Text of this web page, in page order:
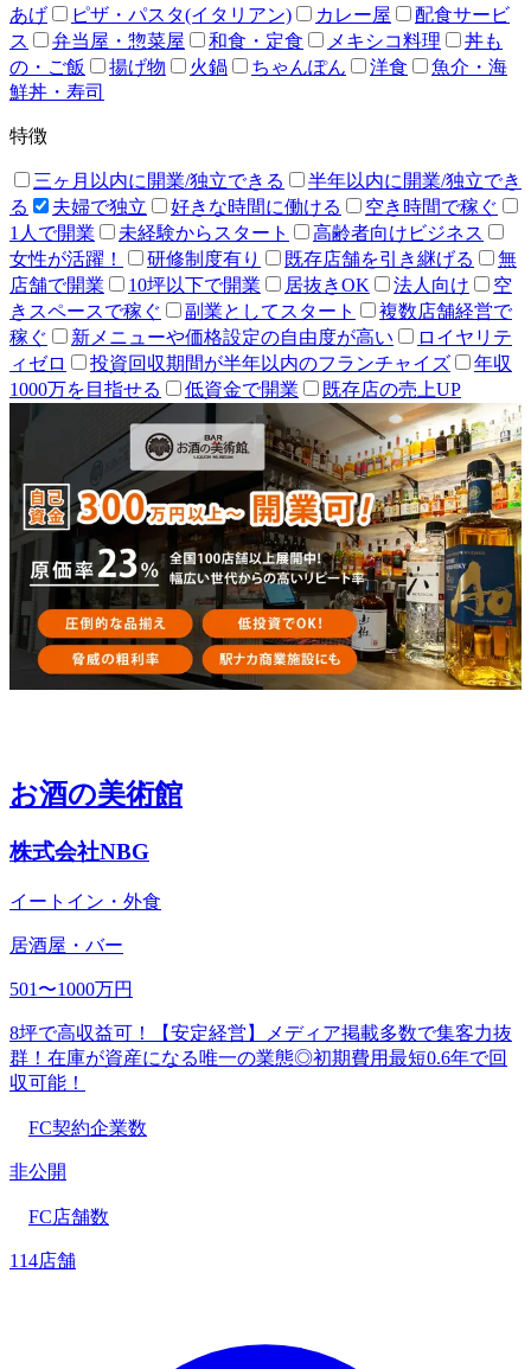
あげ
ピザ・パスタ(イタリアン) カレー屋
配食サービ
ス
弁当屋・惣菜屋 和食・定食 メキシコ料理
丼も
の・ご飯
揚げ物 火鍋 ちゃんぽん 洋食
魚介・海
鮮丼・寿司
特徴
三ヶ月以内に開業/独立できる
半年以内に開業/独立でき
る
夫婦で独立 好きな時間に働ける
空き時間で稼ぐ
1人で開業
未経験からスタート
高齢者向けビジネス
女性が活躍！
研修制度有り 既存店舗を引き継げる
無
店舗で開業
10坪以下で開業 居抜きOK 法人向け
空
きスペースで稼ぐ
副業としてスタート
複数店舗経営で
稼ぐ
新メニューや価格設定の自由度が高い
ロイヤリテ
ィゼロ
投資回収期間が半年以内のフランチャイズ
年収
1000万を目指せる
低資金で開業 既存店の売上UP
お酒の美術館
株式会社NBG
イートイン・外食
居酒屋・バー
501〜1000万円
8坪で高収益可！【安定経営】メディア掲載多数で集客力抜
群！在庫が資産になる唯一の業態◎初期費用最短0.6年で回
収可能！
FC契約企業数
非公開
FC店舗数
114店舗